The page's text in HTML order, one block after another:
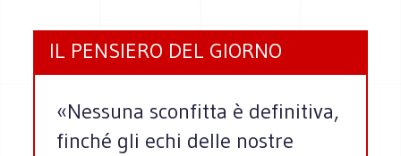
IL PENSIERO DEL GIORNO
«Nessuna sconfitta è definitiva,
finché gli echi delle nostre